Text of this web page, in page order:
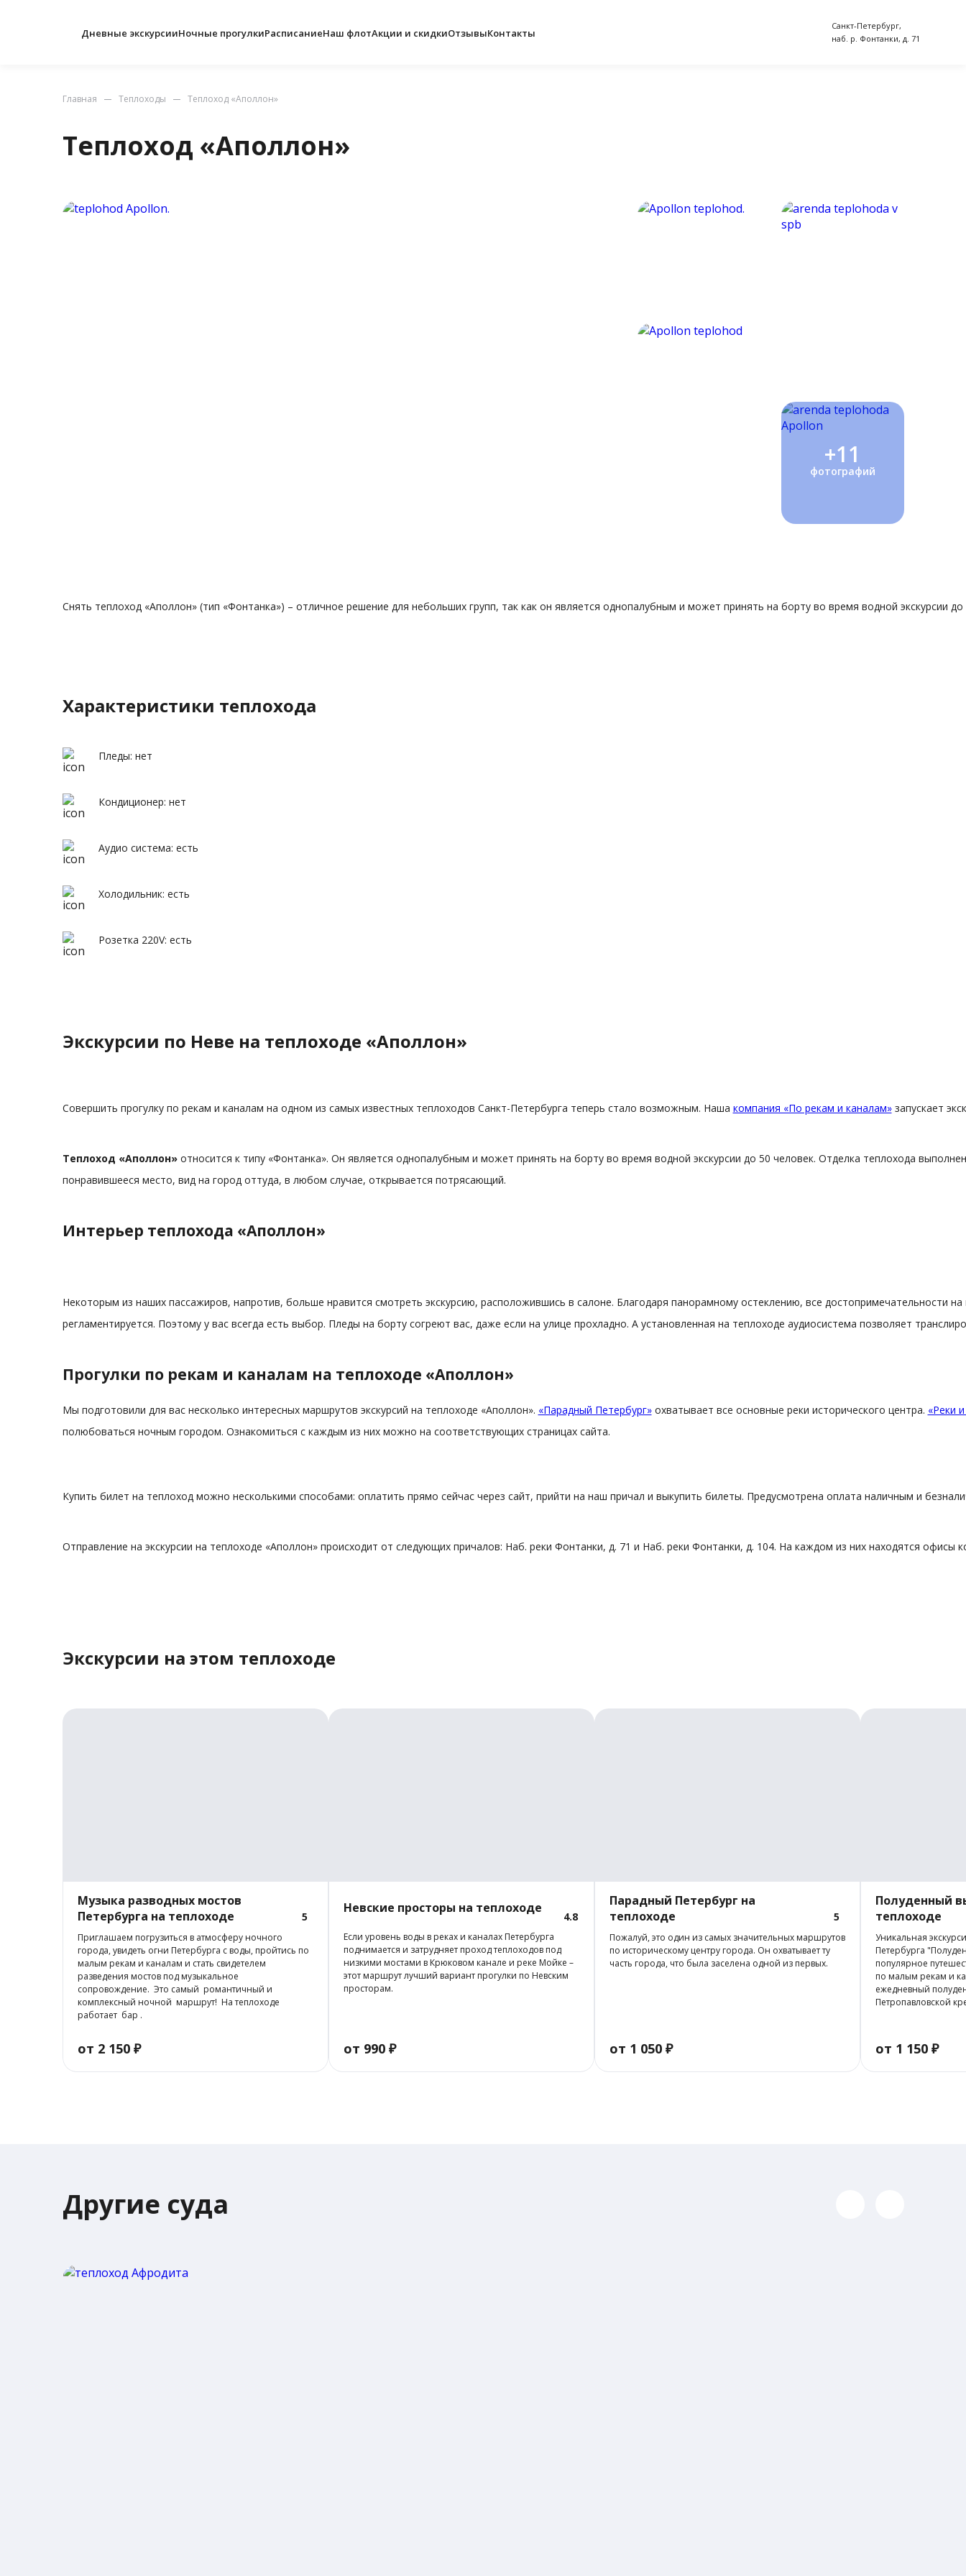
Дневные экскурсииНочные прогулкиРасписаниеНаш флотАкции и скидкиОтзывыКонтакты
Санкт-Петербург,
наб. р. Фонтанки, д. 71
Главная Теплоходы Теплоход «Аполлон»
Теплоход «Аполлон»
+11
фотографий
Снять теплоход «Аполлон» (тип «Фонтанка») – отличное решение для небольших групп, так как он является однопалубным и может принять на борту во время водной
Характеристики теплохода
Пледы: нет
Кондиционер: нет
Аудио система: есть
Холодильник: есть
Розетка 220V: есть
Экскурсии по Неве на теплоходе «Аполлон»
Совершить прогулку по рекам и каналам на одном из самых известных теплоходов Санкт-Петербурга теперь стало возможным. Наша компания «По рекам и каналам»запускает
Теплоход «Аполлон»относится к типу «Фонтанка». Он является однопалубным и может принять на борту во время водной экскурсии до 50 человек. Отделка теплохода
понравившееся место, вид на город оттуда, в любом случае, открывается потрясающий.
Интерьер теплохода «Аполлон»
Некоторым из наших пассажиров, напротив, больше нравится смотреть экскурсию, расположившись в салоне. Благодаря панорамному остеклению, все
регламентируется. Поэтому у вас всегда есть выбор. Пледы на борту согреют вас, даже если на улице прохладно. А установленная на теплоходе аудиосистема позволяет
Прогулки по рекам и каналам на теплоходе «Аполлон»
Мы подготовили для вас несколько интересных маршрутов экскурсий на теплоходе «Аполлон». «Парадный Петербург»охватывает все основные реки исторического центра. «Реки
полюбоваться ночным городом. Ознакомиться с каждым из них можно на соответствующих страницах сайта.
Купить билет на теплоход можно несколькими способами: оплатить прямо сейчас через сайт, прийти на наш причал и выкупить билеты. Предусмотрена оплата наличным и
Отправление на экскурсии на теплоходе «Аполлон» происходит от следующих причалов: Наб. реки Фонтанки, д. 71 и Наб. реки Фонтанки, д. 104. На каждом из них находятся
Экскурсии на этом теплоходе
Музыка разводных мостов
Петербурга на теплоходе
5
Приглашаем погрузиться в атмосферу ночного
города, увидеть огни Петербурга с воды, пройтись по
малым рекам и каналам и стать свидетелем
разведения мостов под музыкальное
сопровождение. Это самый романтичный и
комплексный ночной маршрут! На теплоходе
работает бар .
от 2 150 ₽
Невские просторы на теплоходе
4.8
Если уровень воды в реках и каналах Петербурга
поднимается и затрудняет проход теплоходов под
низкими мостами в Крюковом канале и реке Мойке –
этот маршрут лучший вариант прогулки по Невским
просторам.
от 990 ₽
Парадный Петербург на
теплоходе
5
Пожалуй, это один из самых значительных маршрутов
по историческому центру города. Он охватывает ту
часть города, что была заселена одной из первых.
от 1 050 ₽
Полуденный
теплоходе
Уникальная
Петербурга
популярное
по малым рекам и
ежедневный
Петропавловской
от 1 150 ₽
Другие суда